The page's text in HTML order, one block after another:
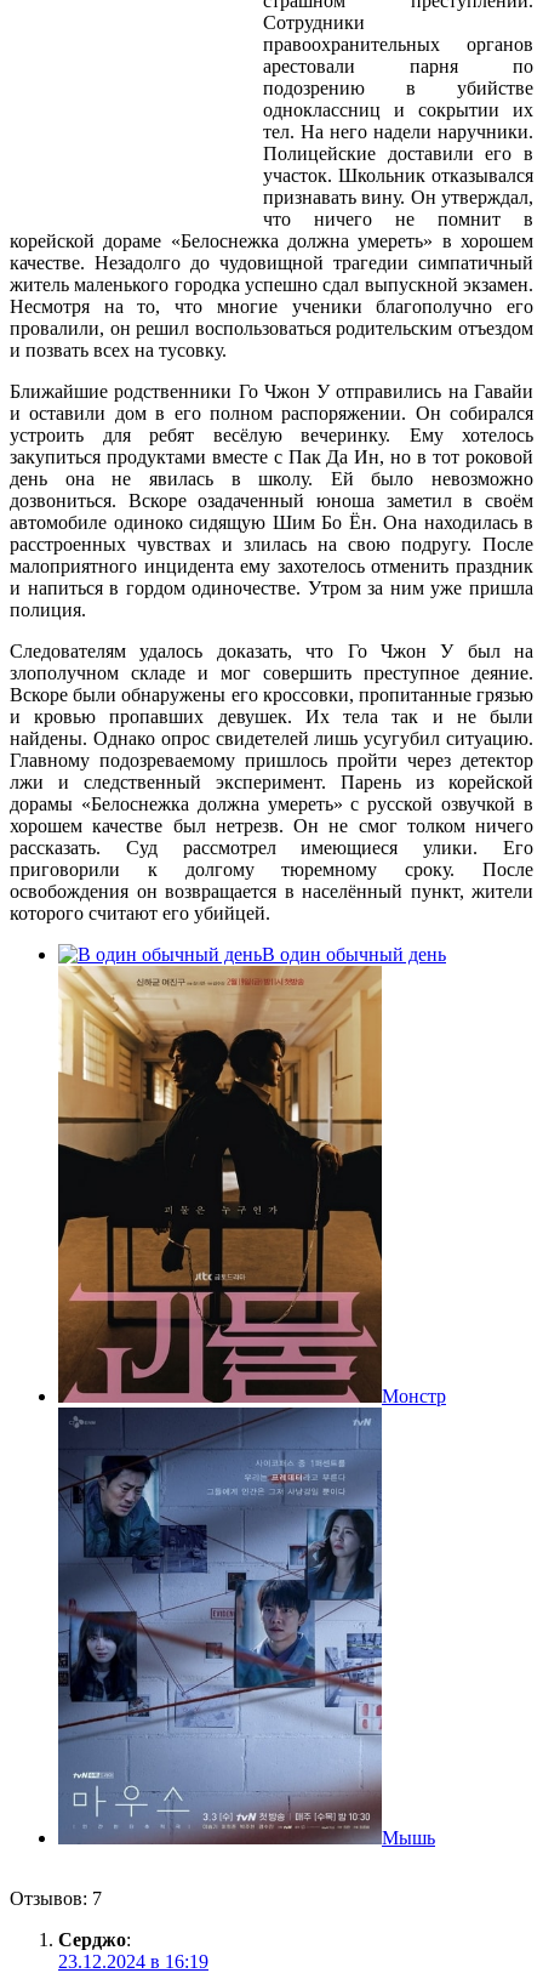
Сотрудники
правоохранительных органов
арестовали парня по
подозрению в убийстве
одноклассниц и сокрытии их
тел. На него надели наручники.
Полицейские доставили его в
участок. Школьник отказывался
признавать вину. Он утверждал,
что ничего не помнит в
корейской дораме «Белоснежка должна умереть» в хорошем
качестве. Незадолго до чудовищной трагедии симпатичный
житель маленького городка успешно сдал выпускной экзамен.
Несмотря на то, что многие ученики благополучно его
провалили, он решил воспользоваться родительским отъездом
и позвать всех на тусовку.
Ближайшие родственники Го Чжон У отправились на Гавайи
и оставили дом в его полном распоряжении. Он собирался
устроить для ребят весёлую вечеринку. Ему хотелось
закупиться продуктами вместе с Пак Да Ин, но в тот роковой
день она не явилась в школу. Ей было невозможно
дозвониться. Вскоре озадаченный юноша заметил в своём
автомобиле одиноко сидящую Шим Бо Ён. Она находилась в
расстроенных чувствах и злилась на свою подругу. После
малоприятного инцидента ему захотелось отменить праздник
и напиться в гордом одиночестве. Утром за ним уже пришла
полиция.
Следователям удалось доказать, что Го Чжон У был на
злополучном складе и мог совершить преступное деяние.
Вскоре были обнаружены его кроссовки, пропитанные грязью
и кровью пропавших девушек. Их тела так и не были
найдены. Однако опрос свидетелей лишь усугубил ситуацию.
Главному подозреваемому пришлось пройти через детектор
лжи и следственный эксперимент. Парень из корейской
дорамы «Белоснежка должна умереть» с русской озвучкой в
хорошем качестве был нетрезв. Он не смог толком ничего
рассказать. Суд рассмотрел имеющиеся улики. Его
приговорили к долгому тюремному сроку. После
освобождения он возвращается в населённый пункт, жители
которого считают его убийцей.
В один обычный день
Монстр
Мышь
Отзывов: 7
Серджо:
23.12.2024 в 16:19